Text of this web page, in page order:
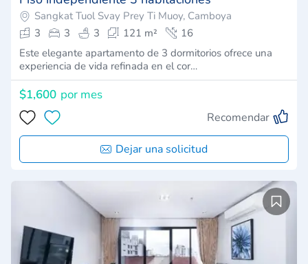
Sangkat Tuol Svay Prey Ti Muoy, Camboya
3
3 3 121 m²
16
Este elegante apartamento de 3 dormitorios ofrece una
experiencia de vida refinada en el cor…
$1,600 por mes
Recomendar
Dejar una solicitud